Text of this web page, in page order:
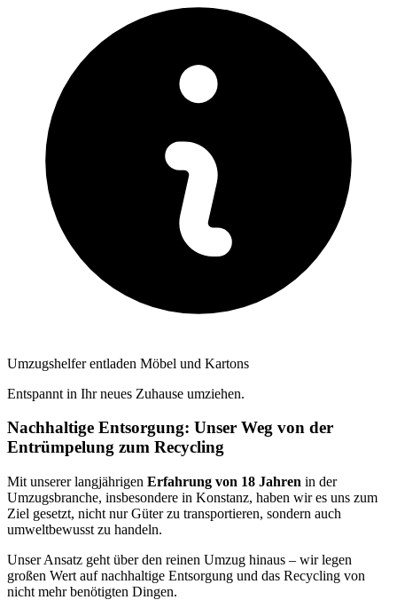
Umzugshelfer entladen Möbel und Kartons
Entspannt in Ihr neues Zuhause umziehen.
Nachhaltige Entsorgung: Unser Weg von der
Entrümpelung zum Recycling
Mit unserer langjährigen Erfahrung von 18 Jahren in der
Umzugsbranche, insbesondere in Konstanz, haben wir es uns zum
Ziel gesetzt, nicht nur Güter zu transportieren, sondern auch
umweltbewusst zu handeln.
Unser Ansatz geht über den reinen Umzug hinaus – wir legen
großen Wert auf nachhaltige Entsorgung und das Recycling von
nicht mehr benötigten Dingen.